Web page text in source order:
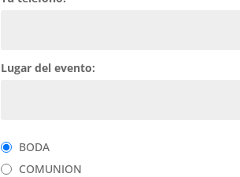
Lugar del evento:
BODA
COMUNION